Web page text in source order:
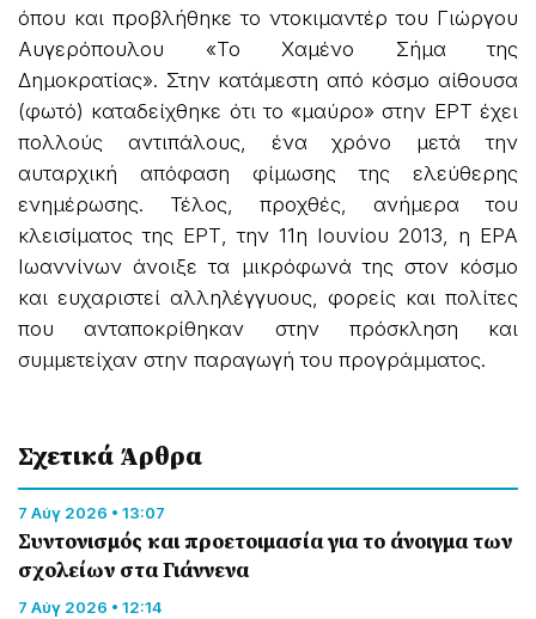
όπου και προβλήθηκε το ντοκιμαντέρ του Γιώργου
Αυγερόπουλου «Το Χαμένο Σήμα της
Δημοκρατίας». Στην κατάμεστη από κόσμο αίθουσα
(φωτό) καταδείχθηκε ότι το «μαύρο» στην ΕΡΤ έχει
πολλούς αντιπάλους, ένα χρόνο μετά την
αυταρχική απόφαση φίμωσης της ελεύθερης
ενημέρωσης. Τέλος, προχθές, ανήμερα του
κλεισίματος της ΕΡΤ, την 11η Ιουνίου 2013, η ΕΡΑ
Ιωαννίνων άνοιξε τα μικρόφωνά της στον κόσμο
και ευχαριστεί αλληλέγγυους, φορείς και πολίτες
που ανταποκρίθηκαν στην πρόσκληση και
συμμετείχαν στην παραγωγή του προγράμματος.
Σχετικά Άρθρα
7 Αύγ 2026 • 13:07
Συντονισμός και προετοιμασία για το άνοιγμα των
σχολείων στα Γιάννενα
7 Αύγ 2026 • 12:14